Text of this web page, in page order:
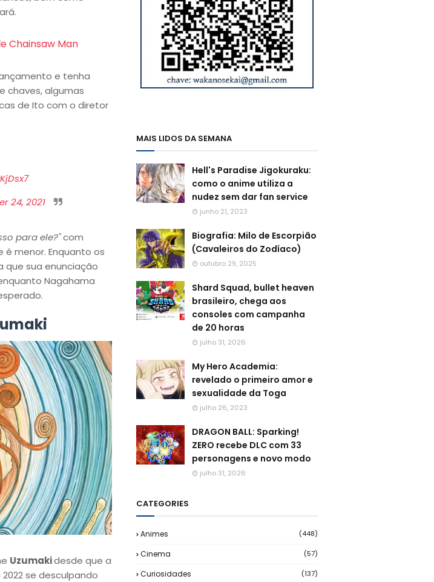
Chainsaw Man
e tenha
chaves, algumas
de Ito com o diretor
24, 2021
para ele?"com
menor. Enquanto os
que sua enunciação
Nagahama
Uzumakidesde que a
se desculpando
MAIS LIDOS DA SEMANA
Hell's Paradise Jigokuraku:
como o anime utiliza a
nudez sem dar fan service
junho 21, 2023
Biografia: Milo de Escorpião
(Cavaleiros do Zodíaco)
outubro 29, 2025
Shard Squad, bullet heaven
brasileiro, chega aos
consoles com campanha
de 20 horas
julho 31, 2026
My Hero Academia:
revelado o primeiro amor e
sexualidade da Toga
julho 26, 2023
DRAGON BALL: Sparking!
ZERO recebe DLC com 33
personagens e novo modo
julho 31, 2026
CATEGORIES
Animes (448)
Cinema (57)
Curiosidades (137)